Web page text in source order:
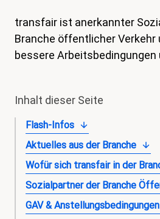
Aktuelles
Agenda
Shop
Kontakt
Familienzeit
Meine Lehre. Meine Rechte
Mitglied werden
transfair ist anerkannter
Branche öffentlicher
bessere Arbeitsbedingungen
Inhalt dieser Seite
Flash-Infos
Aktuelles aus der Branche
Wofür sich transfair in der
Sozialpartner der Branche
GAV & Anstellungsbedingungen